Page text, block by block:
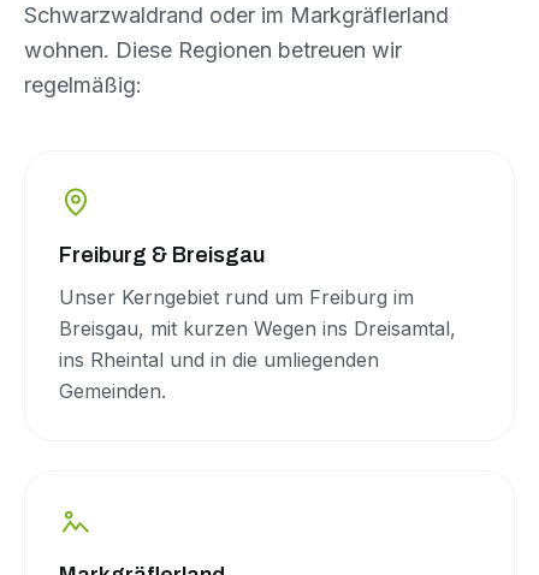
Schwarzwaldrand oder im Markgräflerland
wohnen. Diese Regionen betreuen wir
regelmäßig:
Freiburg & Breisgau
Unser Kerngebiet rund um Freiburg im
Breisgau, mit kurzen Wegen ins Dreisamtal,
ins Rheintal und in die umliegenden
Gemeinden.